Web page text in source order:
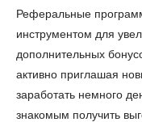
Реферальные
инструментом для
дополнительных
активно приглашая
заработать немного
знакомым получить